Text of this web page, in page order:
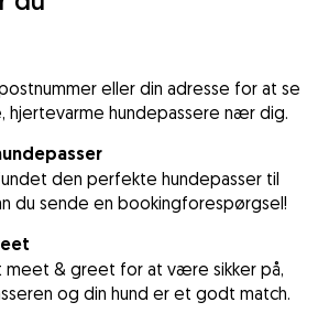
eller din adresse for at se
hjertevarme hundepassere nær dig.
den perfekte hundepasser til
du sende en bookingforespørgsel!
meet & greet for at være sikker på,
og din hund er et godt match.